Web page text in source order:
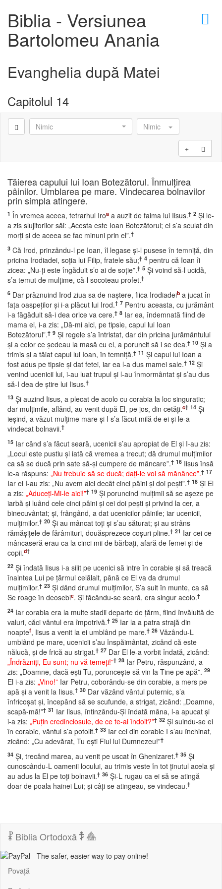
×
Biblia - Versiunea
Bartolomeu Anania
Evanghelia după Matei
Capitolul 14
Nimic Nimic
Tăierea capului lui Ioan Botezătorul. Înmulţirea
pâinilor. Umblarea pe mare. Vindecarea bolnavilor
prin simpla atingere.
1 În vremea aceea, tetrarhul Iroa a auzit de faima lui Iisus.† 2 Şi le-
a zis slujitorilor săi: „Acesta este Ioan Botezătorul; el s’a sculat din
morţi şi de aceea se fac minuni prin el”.†
3 Că Irod, prinzându-l pe Ioan, îl legase şi-l pusese în temniţă, din
pricina Irodiadei, soţia lui Filip, fratele său;† 4 pentru că Ioan îi
zicea: „Nu-ţi este îngăduit s’o ai de soţie”.† 5 Şi voind să-l ucidă,
s’a temut de mulţime, că-l socoteau profet.†
6 Dar prăznuind Irod ziua sa de naştere, fiica Irodiadeib a jucat în
faţa oaspeţilor şi i-a plăcut lui Irod.† 7 Pentru aceasta, cu jurământ
i-a făgăduit să-i dea orice va cere.† 8 Iar ea, îndemnată fiind de
mama ei, i-a zis: „Dă-mi aici, pe tipsie, capul lui Ioan
Botezătorul”.† 9 Şi regele s’a întristat, dar din pricina jurământului
şi a celor ce şedeau la masă cu el, a poruncit să i se dea.† 10 Şi a
trimis şi a tăiat capul lui Ioan, în temniţă.† 11 Şi capul lui Ioan a
fost adus pe tipsie şi dat fetei, iar ea l-a dus mamei sale.† 12 Şi
venind ucenicii lui, i-au luat trupul şi l-au înmormântat şi s’au dus
să-I dea de ştire lui Iisus.†
13 Şi auzind Iisus, a plecat de acolo cu corabia la loc singuratic;
dar mulţimile, aflând, au venit după El, pe jos, din cetăţi.c† 14 Şi
ieşind, a văzut mulţime mare şi I s’a făcut milă de ei şi le-a
vindecat bolnavii.†
15 Iar când s’a făcut seară, ucenicii s’au apropiat de El şi I-au zis:
„Locul este pustiu şi iată că vremea a trecut; dă drumul mulţimilor
ca să se ducă prin sate să-şi cumpere de mâncare”.† 16 Iisus însă
le-a răspuns: „Nu trebuie să se ducă; daţi-le voi să mănânce”.† 17
Iar ei I-au zis: „Nu avem aici decât cinci pâini şi doi peşti”.† 18 Şi El
a zis: „Aduceţi-Mi-le aici!”† 19 Şi poruncind mulţimii să se aşeze pe
iarbă şi luând cele cinci pâini şi cei doi peşti şi privind la cer, a
binecuvântat; şi, frângând, a dat ucenicilor pâinile; iar ucenicii,
mulţimilor.† 20 Şi au mâncat toţi şi s’au săturat; şi au strâns
rămăşiţele de fărâmituri, douăsprezece coşuri pline.† 21 Iar cei ce
mâncaseră erau ca la cinci mii de bărbaţi, afară de femei şi de
copii.d†
22 Şi îndată Iisus i-a silit pe ucenici să intre în corabie şi să treacă
înaintea Lui pe ţărmul celălalt, până ce El va da drumul
mulţimilor.† 23 Şi dând drumul mulţimilor, S’a suit în munte, ca să
Se roage în deosebie. Şi făcându-se seară, era singur acolo.†
24 Iar corabia era la multe stadii departe de ţărm, fiind învăluită de
valuri, căci vântul era împotrivă.† 25 Iar la a patra strajă din
noaptef, Iisus a venit la ei umblând pe mare.† 26 Văzându-L
umblând pe mare, ucenicii s’au înspăimântat, zicând că este
nălucă, şi de frică au strigat.† 27 Dar El le-a vorbit îndată, zicând:
„Îndrăzniţi, Eu sunt; nu vă temeţi!”† 28 Iar Petru, răspunzând, a
zis: „Doamne, dacă eşti Tu, porunceşte să vin la Tine pe apă”. 29
El i-a zis: „Vino!” Iar Petru, coborându-se din corabie, a mers pe
apă şi a venit la Iisus.† 30 Dar văzând vântul puternic, s’a
înfricoşat şi, începând să se scufunde, a strigat, zicând: „Doamne,
scapă-mă!”† 31 Iar Iisus, întinzându-Şi îndată mâna, l-a apucat şi
i-a zis: „Puţin credinciosule, de ce te-ai îndoit?”† 32 Şi suindu-se ei
în corabie, vântul s’a potolit.† 33 Iar cei din corabie I s’au închinat,
zicând: „Cu adevărat, Tu eşti Fiul lui Dumnezeu!”†
34 Şi, trecând marea, au venit pe uscat în Ghenizaret.† 35 Şi
cunoscându-L oamenii locului, au trimis veste în tot ţinutul acela şi
au adus la El pe toţi bolnavii.† 36 Şi-L rugau ca ei să se atingă
doar de poala hainei Lui; şi câţi se atingeau, se vindecau.†
Biblia Ortodoxă
Povață